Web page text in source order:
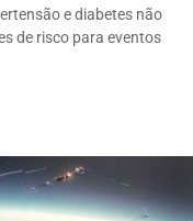
e diabetes não
de risco para eventos